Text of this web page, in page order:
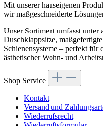
Mit unserer hauseigenen
wir maßgeschneiderte
Unser Sortiment umfasst unter
Duschklappsitze,
Schienensysteme – perfekt für
ästhetischer Wohn- und
Shop Service
Kontakt
Versand und
Wiederrufsrecht